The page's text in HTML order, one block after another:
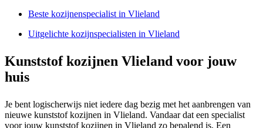
Beste kozijnenspecialist in Vlieland
Uitgelichte kozijnspecialisten in Vlieland
Kunststof kozijnen Vlieland voor jouw
huis
Je bent logischerwijs niet iedere dag bezig met het aanbrengen van
nieuwe kunststof kozijnen in Vlieland. Vandaar dat een specialist
voor jouw kunststof kozijnen in Vlieland zo bepalend is. Een